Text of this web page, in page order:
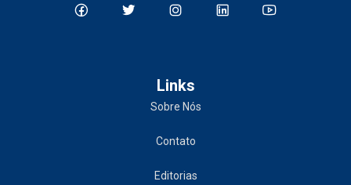
Links
Sobre Nós
Contato
Editorias